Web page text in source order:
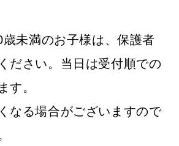
歳未満のお子様は、保護者
ださい。当日は受付順での
す。
なる場合がございますので